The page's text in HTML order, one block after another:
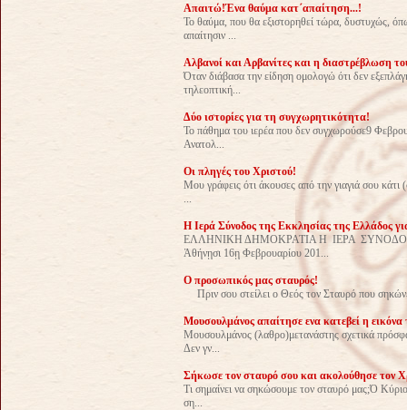
Απαιτώ!Ένα θαύμα κατ΄απαίτηση...!
Το θαύμα, που θα εξιστορηθεί τώρα, δυστυχώς,
απαίτησιν ...
Αλβανοί και Αρβανίτες και η διαστρέβλωση
Όταν διάβασα την είδηση ομολογώ ότι δεν
τηλεοπτική...
Δύο ιστορίες για τη συγχωρητικότητα!
Το πάθημα του ιερέα που δεν συγχωρούσε9
Ανατολ...
Οι πληγές του Χριστού!
Μου γράφεις ότι άκουσες από την γιαγιά σου κάτι
H Iερά Σύνοδος της Εκκλησίας της Ελλάδος
ΕΛΛΗΝΙΚΗ ΔΗΜΟΚΡΑΤΙΑ Η ΙΕΡΑ ΣΥΝΟΔΟΣ
Ἀθήνῃσι 16ῃ Φεβρουαρίου 201...
Ο προσωπικός μας σταυρός!
Πριν σου στείλει ο Θεός τον Σταυρό που
Μουσουλμάνος απαίτησε ενα κατεβεί η
Μουσουλμάνος (λαθρο)μετανάστης σχετικά
Δεν γν...
Σήκωσε τον σταυρό σου και ακολούθησε τον
Τι σημαίνει να σηκώσουμε τον σταυρό μας;Ό
ση...